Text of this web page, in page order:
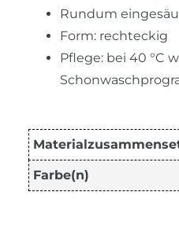
Rundum
Form: rechteckig
Pflege: bei 40 °C
Farbe(n)